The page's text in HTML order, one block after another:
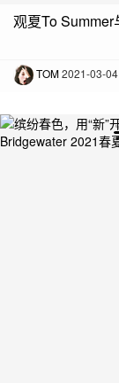
TOM2021-03-04